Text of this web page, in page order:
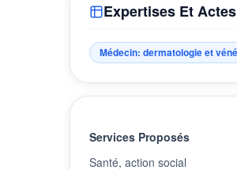
Expertises Et Actes
Médecin: dermatologie et
Services Proposés
Santé, action social